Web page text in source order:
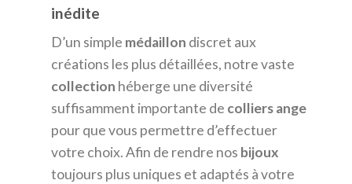
inédite
D’un simple médaillon discret aux
créations les plus détaillées, notre vaste
collection héberge une diversité
suffisamment importante de colliersange
pour que vous permettre d’effectuer
votre choix. Afin de rendre nos bijoux
toujours plus uniques et adaptés à votre